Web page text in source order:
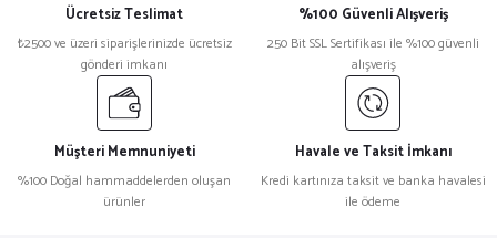
Ücretsiz Teslimat
₺2500 ve üzeri siparişlerinizde ücretsiz
gönderi imkanı
%100 Güvenli Alışveriş
250 Bit SSL Sertifikası ile %100 güvenli
alışveriş
Müşteri Memnuniyeti
%100 Doğal hammaddelerden oluşan
ürünler
Havale ve Taksit İmkanı
Kredi kartınıza taksit ve banka havalesi
ile ödeme